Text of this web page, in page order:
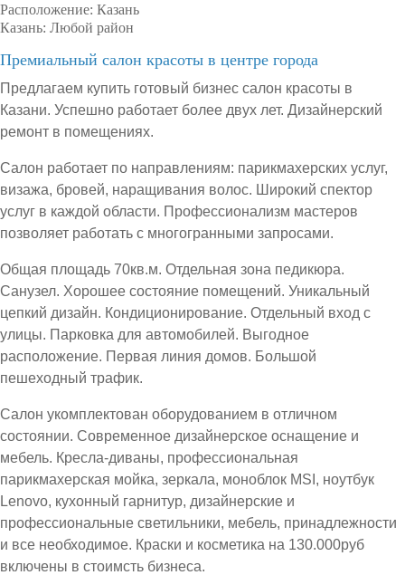
Расположение: Казань
Казань: Любой район
Премиальный салон красоты в центре города
Предлагаем купить готовый бизнес салон красоты в
Казани. Успешно работает более двух лет. Дизайнерский
ремонт в помещениях.
Салон работает по направлениям: парикмахерских услуг,
визажа, бровей, наращивания волос. Широкий спектор
услуг в каждой области. Профессионализм мастеров
позволяет работать с многогранными запросами.
Общая площадь 70кв.м. Отдельная зона педикюра.
Санузел. Хорошее состояние помещений. Уникальный
цепкий дизайн. Кондиционирование. Отдельный вход с
улицы. Парковка для автомобилей. Выгодное
расположение. Первая линия домов. Большой
пешеходный трафик.
Салон укомплектован оборудованием в отличном
состоянии. Современное дизайнерское оснащение и
мебель. Кресла-диваны, профессиональная
парикмахерская мойка, зеркала, моноблок MSI, ноутбук
Lenovo, кухонный гарнитур, дизайнерские и
профессиональные светильники, мебель, принадлежности
и все необходимое. Краски и косметика на 130.000руб
включены в стоимсть бизнеса.